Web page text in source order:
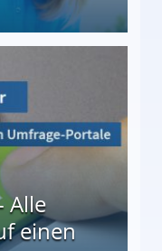
Alle
einen